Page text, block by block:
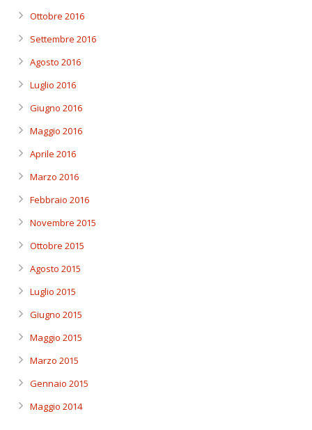
Ottobre 2016
Settembre 2016
Agosto 2016
Luglio 2016
Giugno 2016
Maggio 2016
Aprile 2016
Marzo 2016
Febbraio 2016
Novembre 2015
Ottobre 2015
Agosto 2015
Luglio 2015
Giugno 2015
Maggio 2015
Marzo 2015
Gennaio 2015
Maggio 2014